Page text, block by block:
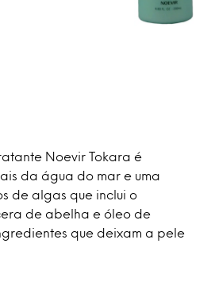
Noevir Tokara é
da água do mar e uma
de algas que inclui o
de abelha e óleo de
que deixam a pele